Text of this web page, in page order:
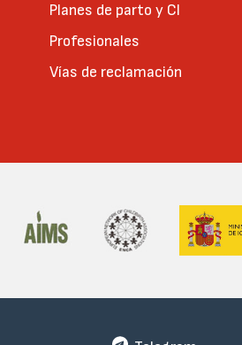
Planes de parto y CI
Profesionales
Vías de reclamación